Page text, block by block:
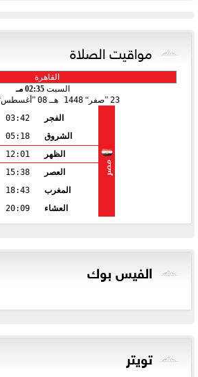
مواقيت الصلاة
السبت 02:35 مـ
23 صفر 1448 هـ 08 أغسطس
مصر
الفجر
03:42
الشروق
05:18
الظهر
12:01
العصر
15:38
المغرب
18:43
العشاء
20:09
الفيس بوك
تويتر